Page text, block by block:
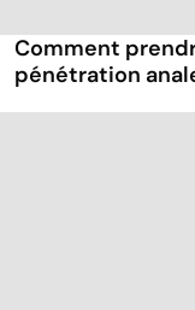
Comment
pénétration